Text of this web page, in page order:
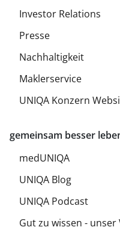
gemeinsam besser
medUNIQA
UNIQA Blog
UNIQA Podcast
Gut zu wissen -
Investor Relations
Presse
Nachhaltigkeit
Maklerservice
UNIQA Konzern